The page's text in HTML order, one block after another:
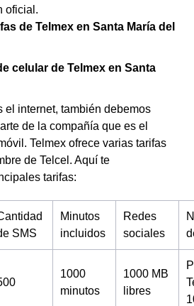
oficial.
de Telmex en Santa María del
celular de Telmex en Santa
el internet, también debemos
de la compañía que es el
Telmex ofrece varias tarifas
de Telcel. Aquí te
tarifas:
SMS
Minutos
incluidos
Redes
sociales
1000
minutos
1000 MB
libres